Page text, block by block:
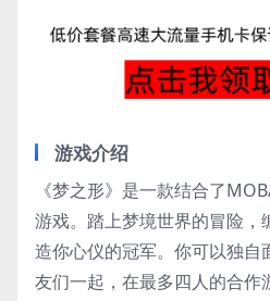
游戏介绍
《梦之形》是一款结合了
游戏。踏上梦境世界的冒险，
造你心仪的冠军。你可以独自
友们一起，在最多四人的合作